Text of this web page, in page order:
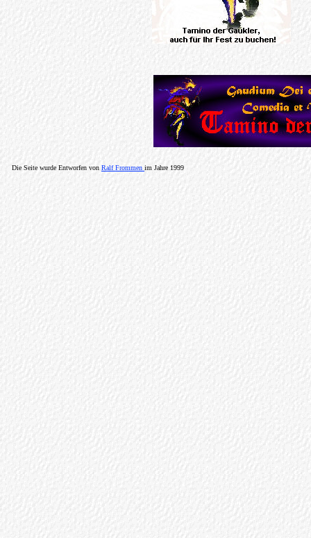
Die Seite wurde Entworfen von Ralf Frommen im Jahre 1999